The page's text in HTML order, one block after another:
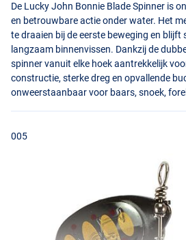
De Lucky John Bonnie Blade Spinner is
en betrouwbare actie onder water. Het
te draaien bij de eerste beweging en blijft
langzaam binnenvissen. Dankzij de
spinner vanuit elke hoek aantrekkelijk
constructie, sterke dreg en opvallende
onweerstaanbaar voor baars, snoek,
005